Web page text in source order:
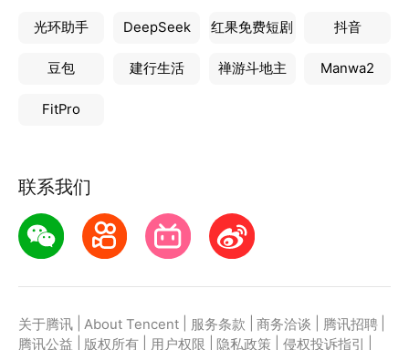
光环助手 DeepSeek 红果免费短剧 抖音
豆包 建行生活 禅游斗地主 Manwa2
FitPro
联系我们
关于腾讯 About Tencent 服务条款 商务洽谈 腾讯招聘
腾讯公益
版权所有 用户权限 隐私政策 侵权投诉指引